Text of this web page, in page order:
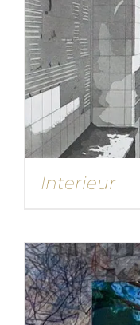
Interieur